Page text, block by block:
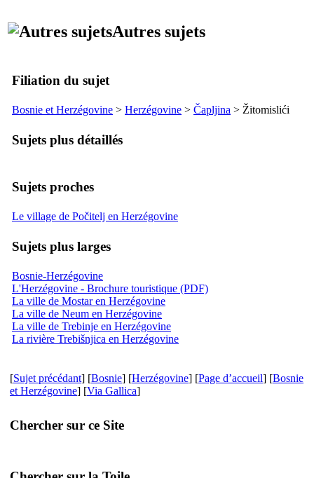
Autres sujets
Filiation du sujet
Bosnie et Herzégovine > Herzégovine > Čapljina > Žitomislići
Sujets plus détaillés
Sujets proches
Le village de Počitelj en Herzégovine
Sujets plus larges
Bosnie-Herzégovine
L'Herzégovine - Brochure touristique (PDF)
La ville de Mostar en Herzégovine
La ville de Neum en Herzégovine
La ville de Trebinje en Herzégovine
La rivière Trebišnjica en Herzégovine
[Sujet précédant] [Bosnie] [Herzégovine] [Page d’accueil] [Bosnie
et Herzégovine] [Via Gallica]
Chercher sur ce Site